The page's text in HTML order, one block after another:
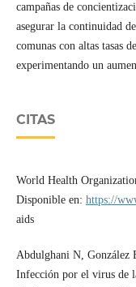
campañas de
asegurar la continuidad
comunas con altas tasas
experimentando un
CITAS
World Health
Disponible en: https://
aids
Abdulghani N, González
Infección por el virus de